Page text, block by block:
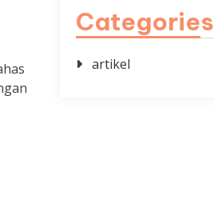
Categories
artikel